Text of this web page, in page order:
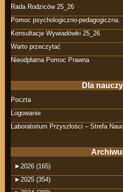
Rada Rodziców 25_26
Pomoc psychologiczno-pedagogiczna.
Konsultacje Wywiadówki 25_26
Warto przeczytać
Nieodpłatna Pomoc Prawna
Dla
Poczta
Logowanie
Laboratorium Przyszłości – Strefa
► 2026 (165)
► 2025 (354)